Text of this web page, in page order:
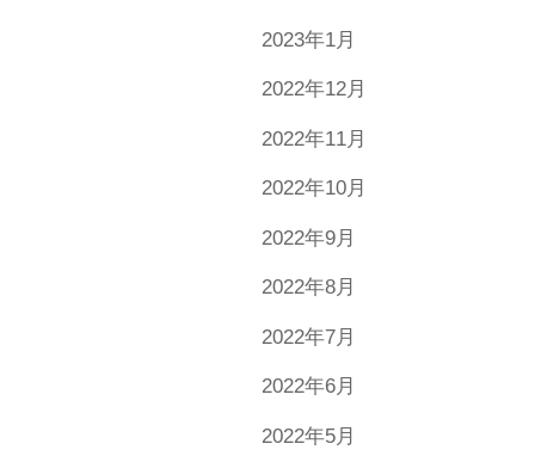
2023年1月
2022年12月
2022年11月
2022年10月
2022年9月
2022年8月
2022年7月
2022年6月
2022年5月